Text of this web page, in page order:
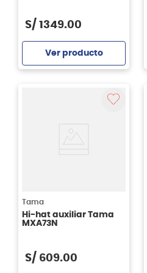
S/ 1349.00
Ver producto
Tama
Hi-hat auxiliar Tama
MXA73N
S/ 609.00